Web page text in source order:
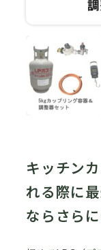
キッチン
れる際に
ならさら